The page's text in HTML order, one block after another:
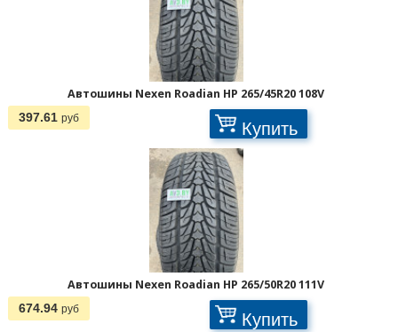
Автошины Nexen Roadian HP 265/45R20 108V
397.61 руб Купить
Автошины Nexen Roadian HP 265/50R20 111V
674.94 руб Купить